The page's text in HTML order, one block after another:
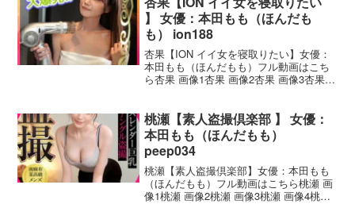
発
】 女優：本田もも（ほんだも
も） ion188
杏果【ION イイ女を寝取りたい】女優：
本田もも（ほんだもも）フル動画はこち
ら杏果 画像1杏果 画像2杏果 画像3杏果
5.00発売日 : 2024
桃瀬【素人盗撮倶楽部 】 女優：
本田もも（ほんだもも）
peep034
桃瀬【素人盗撮倶楽部】女優：本田もも
（ほんだもも）フル動画はこちら桃瀬 画
像1桃瀬 画像2桃瀬 画像3桃瀬 画像4桃瀬